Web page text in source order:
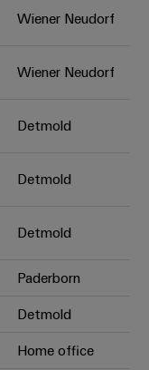
Digital
neuen Niveau
Wiener Neudorf
Wiener Neudorf
Detmold
Detmold
Detmold
Paderborn
Detmold
Home office